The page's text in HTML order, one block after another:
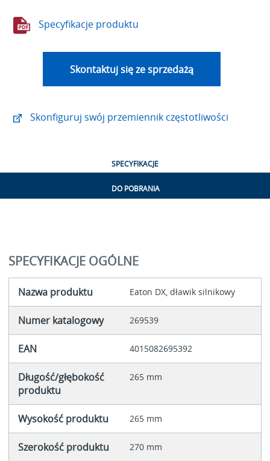
Specyfikacje produktu
Skontaktuj się ze sprzedażą
Skonfiguruj swój przemiennik częstotliwości
SPECYFIKACJE
DO POBRANIA
SPECYFIKACJE OGÓLNE
Nazwa produktu Eaton DX, dławik silnikowy
Numer katalogowy 269539
EAN 4015082695392
Długość/głębokość
produktu
265 mm
Wysokość produktu 265 mm
Szerokość produktu 270 mm